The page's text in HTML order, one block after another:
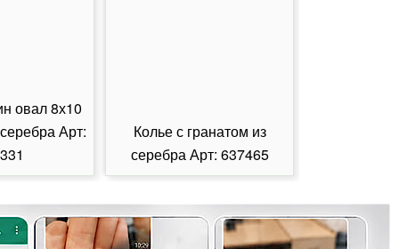
овал 8х10
Арт:
Колье с гранатом из
серебра Арт: 637465